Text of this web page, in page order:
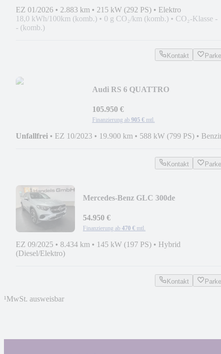
EZ 01/2026 • 2.883 km • 215 kW (292 PS) • Elektro
18,0 kWh/100km (komb.) • 0 g CO₂/km (komb.) • CO₂-Klasse -
- (komb.)
Kontakt
Audi RS 6 QUATTRO
ZOLL*AHK*RS DYN
105.950 €
Finanzierung ab 905 € mtl.
Unfallfrei • EZ 10/2023 • 19.900 km • 588 kW (799 PS) •
Kontakt
Mercedes-Benz GLC 300de
54.950 €
Finanzierung ab 470 € mtl.
EZ 09/2025 • 8.434 km • 145 kW (197 PS) • Hybrid
(Diesel/Elektro)
Kontakt
¹MwSt. ausweisbar